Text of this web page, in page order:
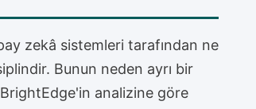
zekâ sistemleri tarafından ne
Bunun neden ayrı bir
analizine göre